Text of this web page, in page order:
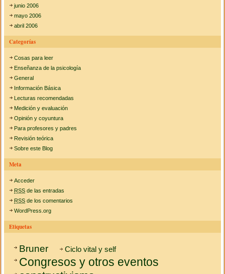
junio 2006
mayo 2006
abril 2006
Categorías
Cosas para leer
Enseñanza de la psicología
General
Información Básica
Lecturas recomendadas
Medición y evaluación
Opinión y coyuntura
Para profesores y padres
Revisión teórica
Sobre este Blog
Meta
Acceder
RSS de las entradas
RSS de los comentarios
WordPress.org
Etiquetas
Bruner Ciclo vital y self
Congresos y otros eventos